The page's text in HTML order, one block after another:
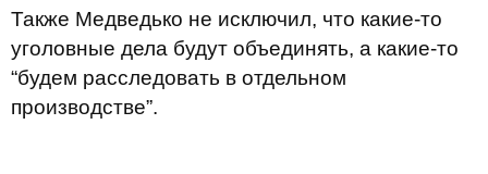
Также Медведько не исключил, что какие-то
уголовные дела будут объединять, а какие-то
“будем расследовать в отдельном
производстве”.